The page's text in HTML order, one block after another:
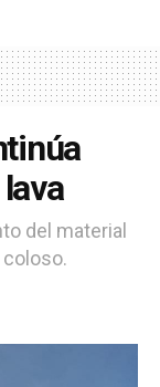
del material